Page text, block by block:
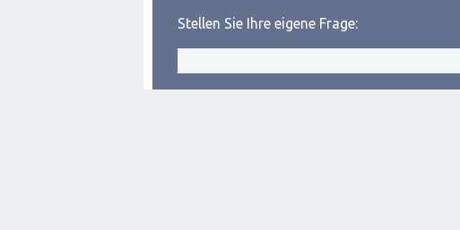
Stellen Sie Ihre eigene Frage: